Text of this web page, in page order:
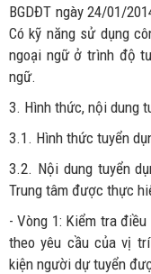
BGDĐT ngày 24/01/
Có kỹ năng sử dụng
ngoại ngữ ở trình độ
ngữ.
3. Hình thức, nội dung
3.1. Hình thức tuyển
3.2. Nội dung tuyển
Trung tâm được thực
- Vòng 1: Kiểm tra
theo yêu cầu của vị
kiện người dự tuyển